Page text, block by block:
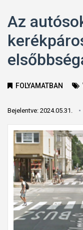
Az
FOLYAMATBAN
Bejelentve: 2024.05.31.